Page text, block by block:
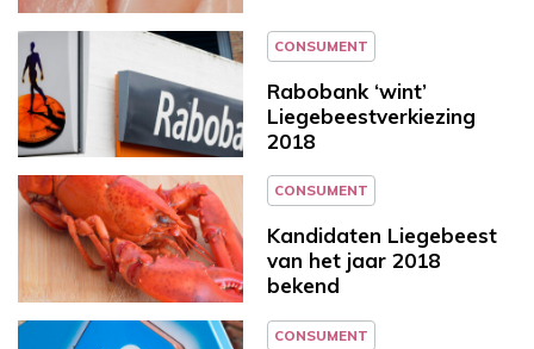
CONSUMENT
Rabobank ‘wint’
Liegebeestverkiezing
2018
CONSUMENT
Kandidaten Liegebeest
van het jaar 2018
bekend
CONSUMENT